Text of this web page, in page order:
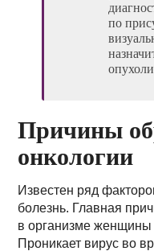
по
Причины
онкологии
Известен ряд
болезнь. Главная
в организме
Проникает вирус во